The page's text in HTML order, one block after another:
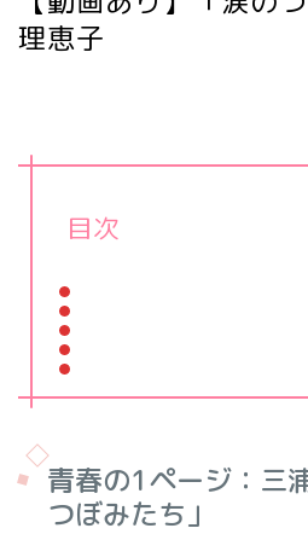
理恵子
目次
青春の1ページ：三
つぼみたち」